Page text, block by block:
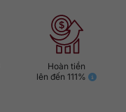
Hoàn tiền
lên đến 111%